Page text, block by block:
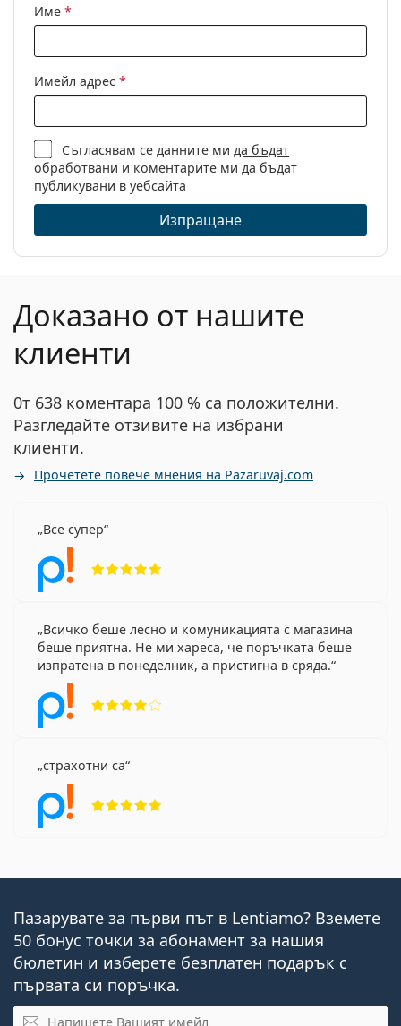
Име *
Имейл адрес *
Съгласявам се данните ми да бъдат
обработвани и коментарите ми да бъдат
публикувани в уебсайта
Изпращане
Доказано от нашите
клиенти
0т 638 коментара 100 % са положителни.
Разгледайте отзивите на избрани
клиенти.
Прочетете повече мнения на Pazaruvaj.com
Все супер
Всичко беше лесно и комуникацията с магазина
беше приятна. Не ми хареса, че поръчката беше
изпратена в понеделник, а пристигна в сряда.
страхотни са
Пазарувате за първи път в Lentiamo? Вземете
50 бонус точки за абонамент за нашия
бюлетин и изберете безплатен подарък с
първата си поръчка.
Имейл